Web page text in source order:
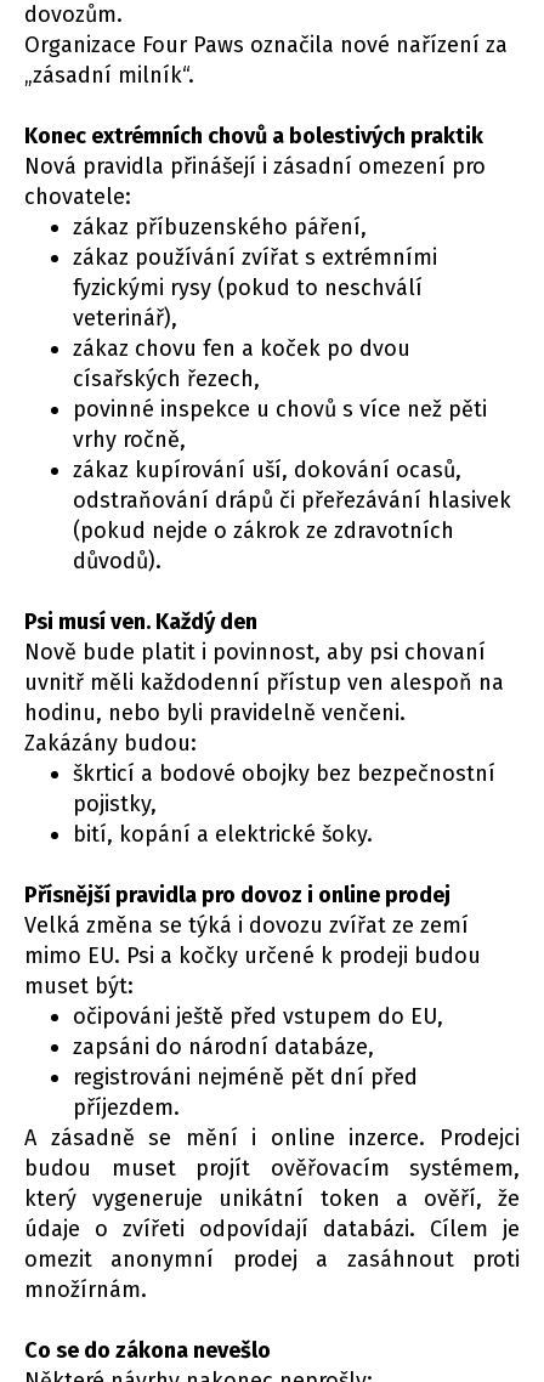
dovozům.
Organizace Four Paws označila nové nařízení za
„zásadní milník“.
Konec extrémních chovů a bolestivých praktik
Nová pravidla přinášejí i zásadní omezení pro
chovatele:
zákaz příbuzenského páření,
zákaz používání zvířat s extrémními
fyzickými rysy (pokud to neschválí
veterinář),
zákaz chovu fen a koček po dvou
císařských řezech,
povinné inspekce u chovů s více než pěti
vrhy ročně,
zákaz kupírování uší, dokování ocasů,
odstraňování drápů či přeřezávání hlasivek
(pokud nejde o zákrok ze zdravotních
důvodů).
Psi musí ven. Každý den
Nově bude platit i povinnost, aby psi chovaní
uvnitř měli každodenní přístup ven alespoň na
hodinu, nebo byli pravidelně venčeni.
Zakázány budou:
škrticí a bodové obojky bez bezpečnostní
pojistky,
bití, kopání a elektrické šoky.
Přísnější pravidla pro dovoz i online prodej
Velká změna se týká i dovozu zvířat ze zemí
mimo EU. Psi a kočky určené k prodeji budou
muset být:
očipováni ještě před vstupem do EU,
zapsáni do národní databáze,
registrováni nejméně pět dní před
příjezdem.
A zásadně se mění i online inzerce. Prodejci
budou muset projít ověřovacím systémem,
který vygeneruje unikátní token a ověří, že
údaje o zvířeti odpovídají databázi. Cílem je
omezit anonymní prodej a zasáhnout proti
množírnám.
Co se do zákona nevešlo